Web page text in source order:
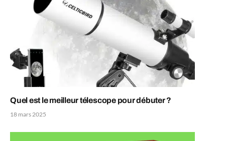
Quel est le meilleur télescope pour débuter ?
18 mars 2025